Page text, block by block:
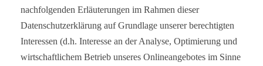
nachfolgenden Erläuterungen im Rahmen dieser
Datenschutzerklärung auf Grundlage unserer berechtigten
Interessen (d.h. Interesse an der Analyse, Optimierung und
wirtschaftlichem Betrieb unseres Onlineangebotes im Sinne